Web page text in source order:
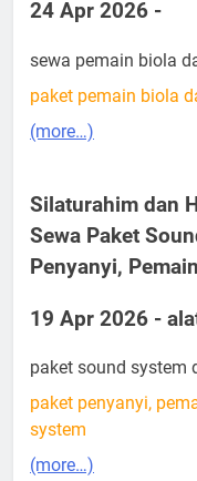
24 Apr 2026 -
sewa pemain biola
paket pemain biola
(more…)
Silaturahim dan
Sewa Paket
Penyanyi,
19 Apr 2026 -
paket sound system
paket penyanyi,
system
(more…)